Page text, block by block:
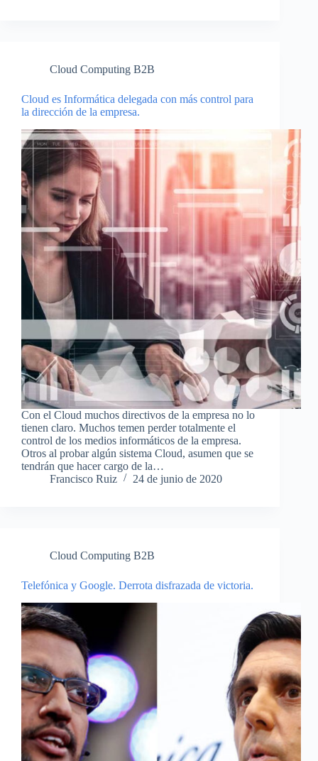
Cloud Computing B2B
Cloud es Informática delegada con más control para
la dirección de la empresa.
Con el Cloud muchos directivos de la empresa no lo
tienen claro. Muchos temen perder totalmente el
control de los medios informáticos de la empresa.
Otros al probar algún sistema Cloud, asumen que se
tendrán que hacer cargo de la…
Francisco Ruiz
24 de junio de 2020
Cloud Computing B2B
Telefónica y Google. Derrota disfrazada de victoria.